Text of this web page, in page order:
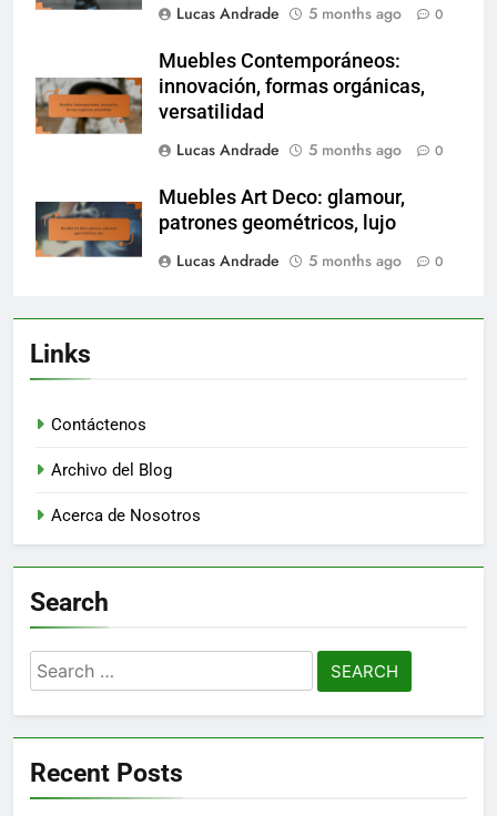
Lucas Andrade
5 months ago 0
Muebles Contemporáneos:
innovación, formas orgánicas,
versatilidad
Lucas Andrade
5 months ago 0
Muebles Art Deco: glamour,
patrones geométricos, lujo
Lucas Andrade
5 months ago 0
Links
Contáctenos
Archivo del Blog
Acerca de Nosotros
Search
Search
for:
Recent Posts